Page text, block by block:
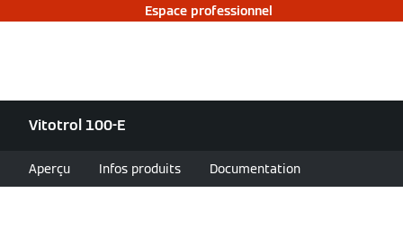
Espace professionnel
Vitotrol 100-E
Aperçu Infos produits Documentation